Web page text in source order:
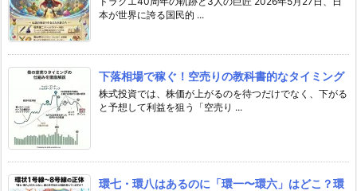
本が世界に誇る国民的 ...
下落相場で稼ぐ！空売りの教科書的なタイミング
株式投資では、株価が上がるのを待つだけでなく、下がる
と予想して利益を狙う「空売り ...
環七・環八はあるのに「環一〜環六」はどこ？環